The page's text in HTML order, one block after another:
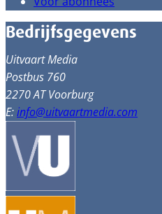
Bedrijfsgegevens
Uitvaart Media
Postbus 760
2270 AT Voorburg
E:info@uitvaartmedia.com